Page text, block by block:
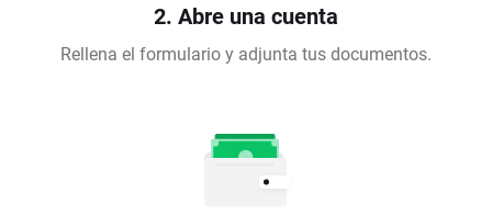
2. Abre una cuenta
Rellena el formulario y adjunta tus documentos.